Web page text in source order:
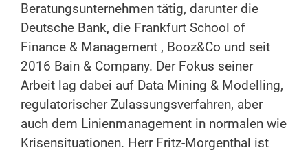
Beratungsunternehmen tätig, darunter die
Deutsche Bank, die Frankfurt School of
Finance & Management , Booz&Co und seit
2016 Bain & Company. Der Fokus seiner
Arbeit lag dabei auf Data Mining & Modelling,
regulatorischer Zulassungsverfahren, aber
auch dem Linienmanagement in normalen wie
Krisensituationen. Herr Fritz-Morgenthal ist